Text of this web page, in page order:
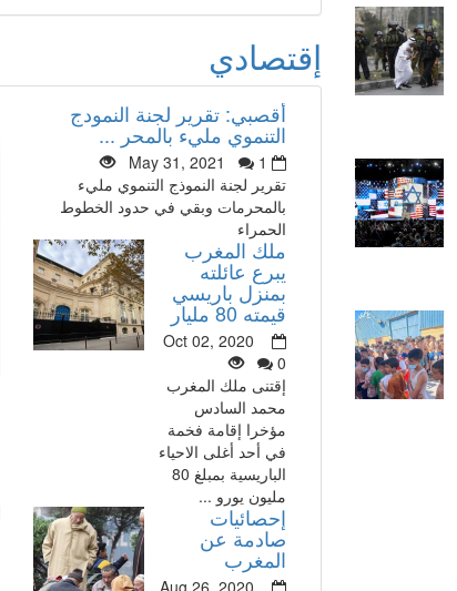
إقتصادي
أقصبي: تقرير لجنة النمودج
التنموي مليء بالمحر ...
May 31, 2021
1
تقرير لجنة النموذج التنموي مليء
بالمحرمات وبقي في حدود الخطوط
الحمراء
ملك المغرب
يبرع عائلته
بمنزل باريسي
قيمته 80 مليار
Oct 02, 2020
0
إقتنى ملك المغرب
محمد السادس
مؤخرا إقامة فخمة
في أحد أغلى الاحياء
الباريسية بمبلغ 80
مليون يورو ...
إحصائيات
صادمة عن
المغرب